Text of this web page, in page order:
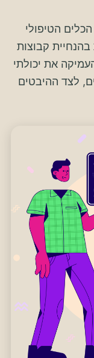
הטיפולי
קבוצות
את יכולתי
לצד ההיבטים